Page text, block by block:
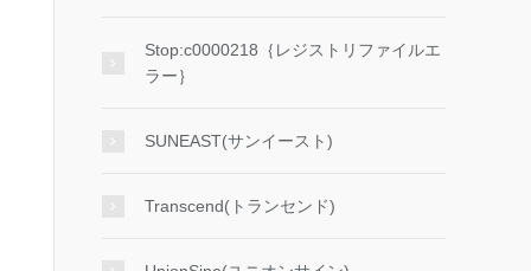
Stop:c0000218｛レジストリファイルエ
ラー｝
SUNEAST(サンイースト)
Transcend(トランセンド)